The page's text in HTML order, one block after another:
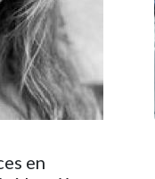
en